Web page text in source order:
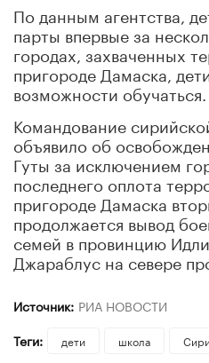
По данным агентства,
парты впервые за
городах, захваченных
пригороде Дамаска,
возможности обучаться.
Командование
объявило об
Гуты за исключением
последнего оплота
пригороде Дамаска
продолжается вывод
семей в провинцию
Джараблус на севере
Источник: РИА НОВОСТИ
Теги:
дети школа